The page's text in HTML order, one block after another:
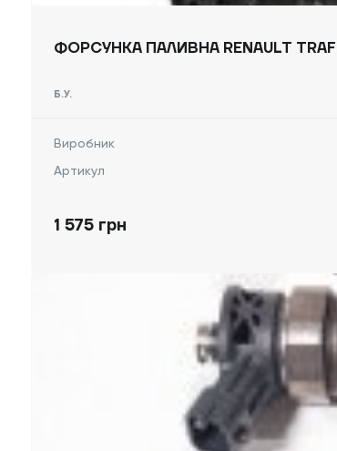
ФОРСУНКА ПАЛИВНА RENAULT
Б.У.
Виробник
Артикул
1 575 грн